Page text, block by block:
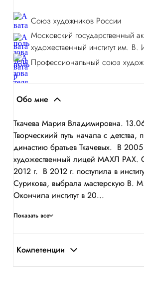
Союз художников России
Московский государственный
художественный институт им.
Профессиональный союз
Обо мне
Ткачева Мария Владимировна.
Творческиий путь начала с детства,
династию братьев Ткачевых. В 2005
художественный лицей МАХЛ РАХ.
2012 г. В 2012 г. поступила в
Сурикова, выбрала мастерскую В.
Окончила институт в 20...
Показать все
Компетенции